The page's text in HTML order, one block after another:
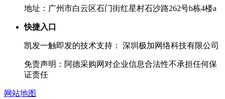
地址：广州市白云区石门街红星村石沙路262号b栋4楼a
快捷入口
凯发一触即发的技术支持： 深圳极加网络科技有限公司
免责声明：阿德采购网对企业信息合法性不承担任何保
证责任
网站地图